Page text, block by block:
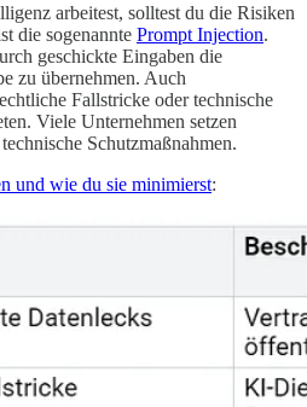
arbeitest, solltest du die Risiken
die sogenannte Prompt Injection.
geschickte Eingaben die
zu übernehmen. Auch
Fallstricke oder technische
Viele Unternehmen setzen
Schutzmaßnahmen.
und wie du sie minimierst: